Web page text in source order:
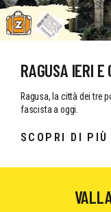
RAGUSA IERI
Ragusa, la città dei tre
fascista a oggi.
SCOPRI DI PIÙ